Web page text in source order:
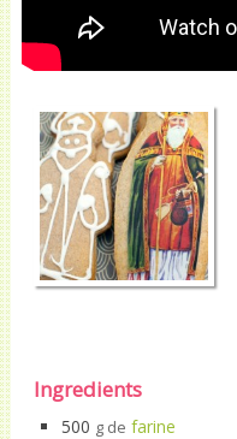
Ingredients
500 g de farine